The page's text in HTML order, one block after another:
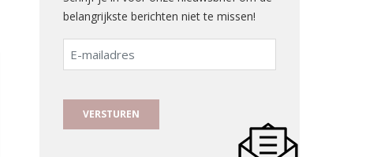
belangrijkste berichten niet te missen!
E-
mailadres